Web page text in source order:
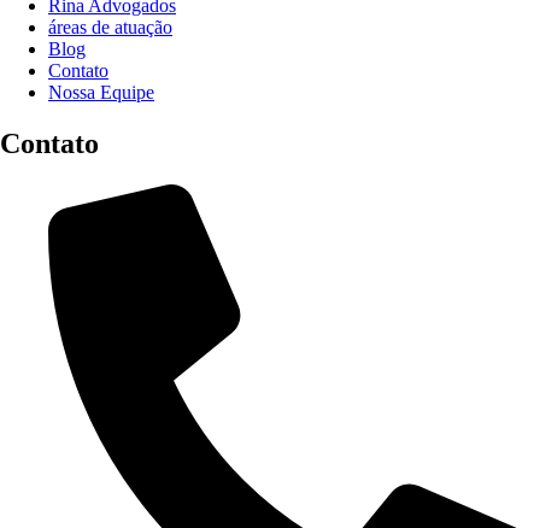
Rina Advogados
áreas de atuação
Blog
Contato
Nossa Equipe
Contato